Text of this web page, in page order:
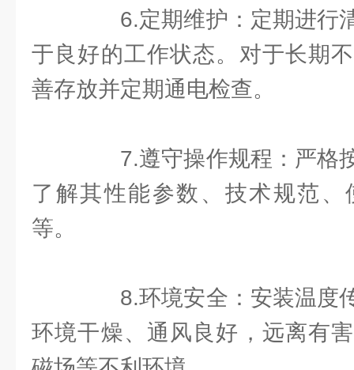
6.定期维护：定期进行
于良好的工作状态。对于长期
善存放并定期通电检查。
7.遵守操作规程：严格
了解其性能参数、技术规范
等。
8.环境安全：安装温度
环境干燥、通风良好，远离有